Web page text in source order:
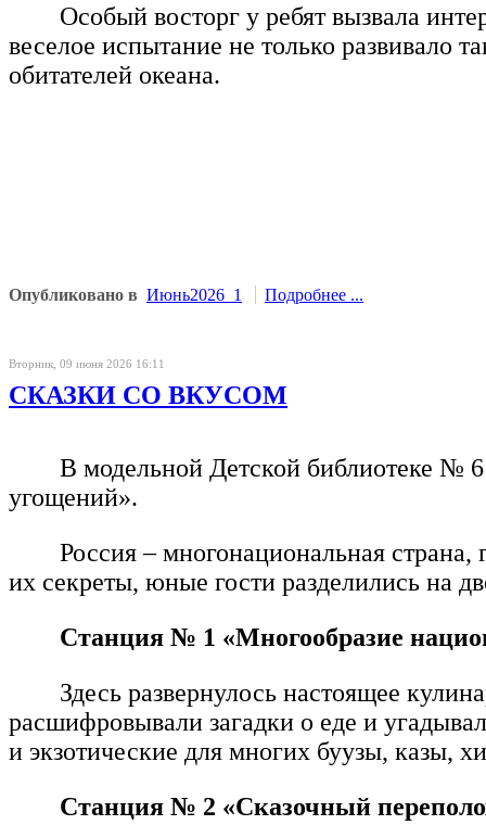
Особый восторг у ребят вызвала
веселое испытание не только
обитателей океана.
Опубликовано в Июнь2026_1 Подробнее ...
Вторник, 09 июня 2026 16:11
СКАЗКИ СО ВКУСОМ
В модельной Детской библиотеке №
угощений».
Россия – многонациональная
их секреты, юные гости разделились на
Станция № 1 «Многообразие
Здесь развернулось настоящее
расшифровывали загадки о еде и
и экзотические для многих буузы, казы,
Станция № 2 «Сказочный